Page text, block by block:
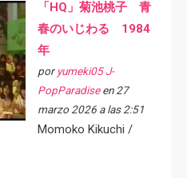
「HQ」菊池桃子 青
春のいじわる 1984
年
por yumeki05 J-
PopParadiseen 27
marzo 2026 a las 2:51
Momoko Kikuchi /